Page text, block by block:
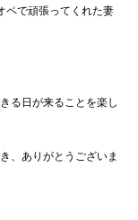
ペで頑張ってくれた妻
る日が来ることを楽し
、ありがとうございま